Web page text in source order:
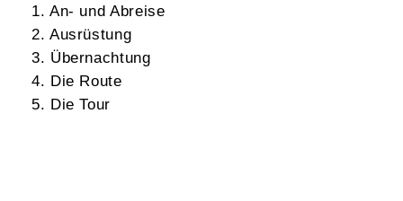
1. An- und Abreise
2. Ausrüstung
3. Übernachtung
4. Die Route
5. Die Tour